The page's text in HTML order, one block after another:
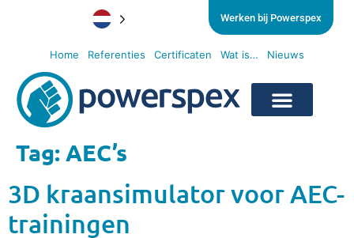
Home Referenties Certificaten Wat is… Nieuws
Werken bij Powerspex
Tag:AEC’s
3D kraansimulator voor AEC-
trainingen